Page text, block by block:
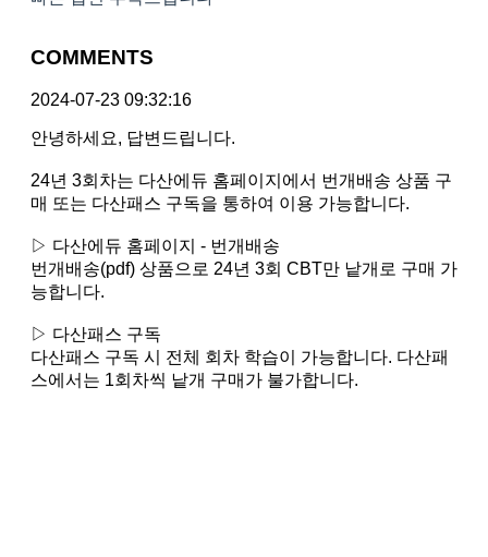
COMMENTS
2024-07-23 09:32:16
안녕하세요, 답변드립니다.
24년 3회차는 다산에듀 홈페이지에서 번개배송 상품 구
매 또는 다산패스 구독을 통하여 이용 가능합니다.
▷ 다산에듀 홈페이지 - 번개배송
번개배송(pdf) 상품으로 24년 3회 CBT만 낱개로 구매 가
능합니다.
▷ 다산패스 구독
다산패스 구독 시 전체 회차 학습이 가능합니다. 다산패
스에서는 1회차씩 낱개 구매가 불가합니다.